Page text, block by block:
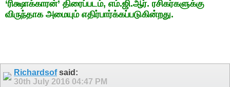
‘ரிக்ஷாக்காரன்’ திரைப்படம், எம்.ஜி.ஆர். ரசிகர்களுக்கு
விருந்தாக அமையும் எதிர்பார்க்கப்படுகின்றது.
Richardsofsaid:
30th July 2016 04:47 PM